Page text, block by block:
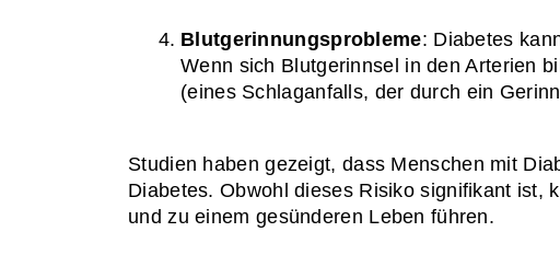
Blutgerinnungsprobleme: Diabetes
Wenn sich Blutgerinnsel in den Arterien
(eines Schlaganfalls, der durch ein
Studien haben gezeigt, dass Menschen mit
Diabetes. Obwohl dieses Risiko signifikant ist,
und zu einem gesünderen Leben führen.